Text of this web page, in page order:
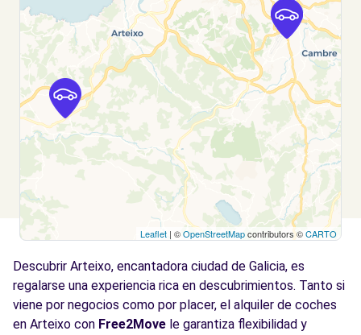
Culleredo, 15189
Ver agencia
Free2Move Rent - DIMOLK AUTOMOCIÓN,
S.A. - Perillo - Oleiros (P)
11.9
km
Avda. Das Mariñas, 272
Ver agencia
Leaflet | ©OpenStreetMapcontributors ©CARTO
Descubrir Arteixo, encantadora ciudad de Galicia, es
regalarse una experiencia rica en descubrimientos. Tanto si
viene por negocios como por placer, el alquiler de coches
en Arteixo con Free2Move le garantiza flexibilidad y